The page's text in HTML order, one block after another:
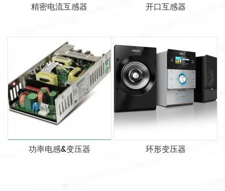
精密电流互感器 开口互感器
功率电感&变压器 环形变压器